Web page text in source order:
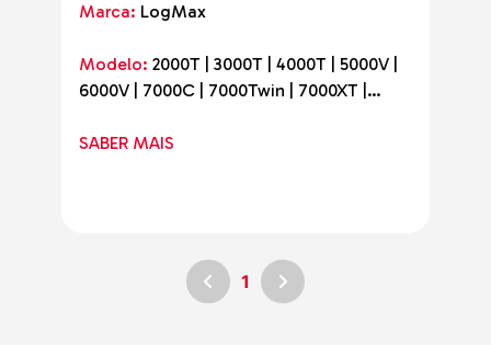
Marca: LogMax
Modelo: 2000T | 3000T | 4000T | 5000V |
6000V | 7000C | 7000Twin | 7000XT |
SABER MAIS
1